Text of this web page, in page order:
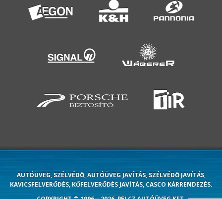
AUTÓÜVEG, SZÉLVÉDŐ, AUTÓÜVEG JAVÍTÁS, SZÉLVÉDŐ JAVÍTÁS,
KAVICSFELVERŐDÉS, KŐFELVERŐDÉS JAVÍTÁS, CASCO KÁRRENDEZÉS.